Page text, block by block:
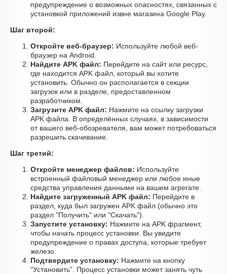
предупреждение о возможных опасностях, связанных с
установкой приложений извне магазина Google Play.
Шаг второй:
Откройте веб-браузер: Используйте любой веб-
браузер на Android.
Найдите APK файл: Перейдите на сайт или ресурс,
где находится APK файл, который вы хотите
установить. Обычно он располагается в секции
загрузок или в разделе, предоставленном
разработчиком.
Загрузите APK файл: Нажмите на ссылку загрузки
APK файла. В определённых случаях, в зависимости
от вашего веб-обозревателя, вам может потребоваться
разрешить скачивание.
Шаг третий:
Откройте менеджер файлов: Используйте
встроенный файловый менеджер или любое иные
средства управления данными на вашем агрегате.
Найдите загруженный APK файл: Перейдите в
раздел, куда был загружен APK файл (обычно это
раздел "Получить" или "Скачать").
Запустите установку: Нажмите на APK фрагмент,
чтобы начать процесс установки. Вы увидите
предупреждение о правах доступа, которые требует
железо.
Подтвердите установку: Нажмите на кнопку
"Установить". Процесс установки может занять чуть